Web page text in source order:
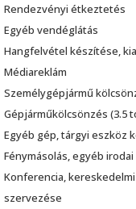
Rendezvényi étkeztetés
Egyéb vendéglátás
Hangfelvétel készítése,
Médiareklám
Személygépjármű
Gépjárműkölcsönzés (3.5
Egyéb gép, tárgyi eszköz
Fénymásolás, egyéb
Konferencia,
szervezése